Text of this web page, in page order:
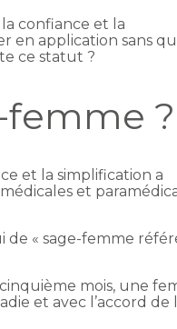
confiance et la
en application sans
ce statut ?
femme ?
et la simplification a
et
« sage-femme
mois, une
et avec l’accord de